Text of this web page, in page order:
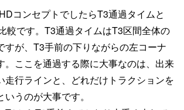
コンセプトでしたらT3通過タイムと
較です。T3通過タイムはT3区間全体の
すが、T3手前の下りながらの左コーナ
。ここを通過する際に大事なのは、出来
走行ラインと、どれだけトラクションを
うのが大事です。